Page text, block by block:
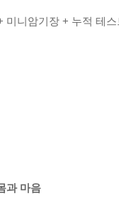
미니암기장 + 누적 테
과 마음